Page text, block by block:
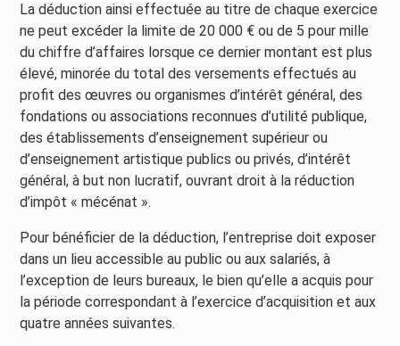
La déduction ainsi effectuée au titre de chaque exercice
ne peut excéder la limite de 20 000 € ou de 5 pour mille
du chiffre d’affaires lorsque ce dernier montant est plus
élevé, minorée du total des versements effectués au
profit des œuvres ou organismes d’intérêt général, des
fondations ou associations reconnues d’utilité publique,
des établissements d’enseignement supérieur ou
d’enseignement artistique publics ou privés, d’intérêt
général, à but non lucratif, ouvrant droit à la réduction
d’impôt « mécénat ».
Pour bénéficier de la déduction, l’entreprise doit exposer
dans un lieu accessible au public ou aux salariés, à
l’exception de leurs bureaux, le bien qu’elle a acquis pour
la période correspondant à l’exercice d’acquisition et aux
quatre années suivantes.